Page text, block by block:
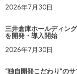
2026年7月30日
三井倉庫ホールディン
を開発・導入開始
2026年7月30日
“独自開発こだわり”の